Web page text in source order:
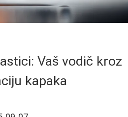
Vaš vodič kroz
kapaka